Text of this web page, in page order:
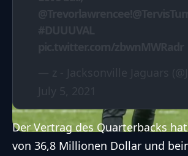
Der Vertrag des Quarterbacks
von 36,8 Millionen Dollar und